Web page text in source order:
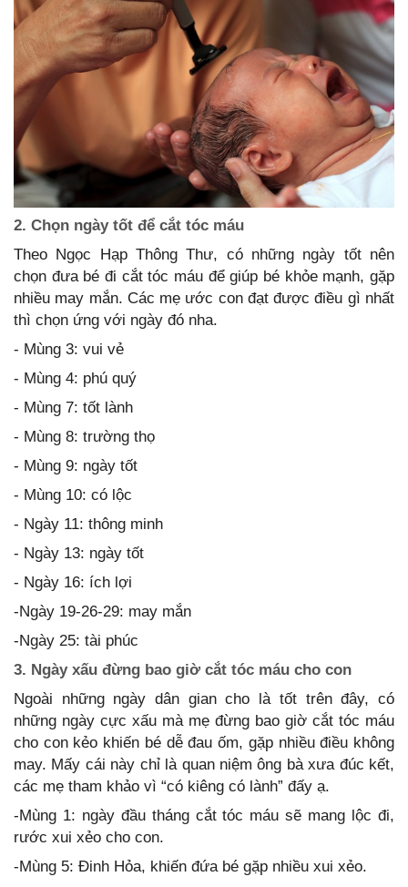
2. Chọn ngày tốt để cắt tóc máu
Theo Ngọc Hạp Thông Thư, có những ngày tốt nên
chọn đưa bé đi cắt tóc máu để giúp bé khỏe mạnh, gặp
nhiều may mắn. Các mẹ ước con đạt được điều gì nhất
thì chọn ứng với ngày đó nha.
- Mùng 3: vui vẻ
- Mùng 4: phú quý
- Mùng 7: tốt lành
- Mùng 8: trường thọ
- Mùng 9: ngày tốt
- Mùng 10: có lộc
- Ngày 11: thông minh
- Ngày 13: ngày tốt
- Ngày 16: ích lợi
-Ngày 19-26-29: may mắn
-Ngày 25: tài phúc
3. Ngày xấu đừng bao giờ cắt tóc máu cho con
Ngoài những ngày dân gian cho là tốt trên đây, có
những ngày cực xấu mà mẹ đừng bao giờ cắt tóc máu
cho con kẻo khiến bé dễ đau ốm, gặp nhiều điều không
may. Mấy cái này chỉ là quan niệm ông bà xưa đúc kết,
các mẹ tham khảo vì “có kiêng có lành” đấy ạ.
-Mùng 1: ngày đầu tháng cắt tóc máu sẽ mang lộc đi,
rước xui xẻo cho con.
-Mùng 5: Đinh Hỏa, khiến đứa bé gặp nhiều xui xẻo.